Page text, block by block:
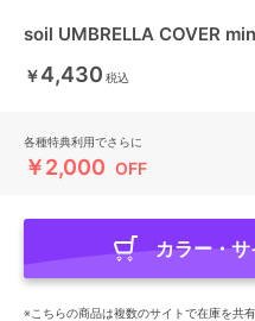
soil UMBRELLA COVER
￥4,430 税込
各種特典利用でさらに
￥2,000 OFF
カラー・
※こちらの商品は複数のサイトで在庫を共